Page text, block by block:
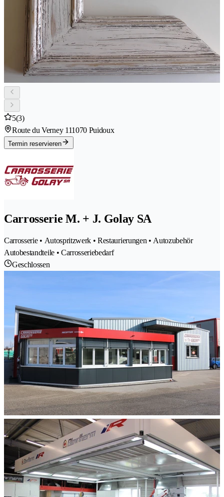
5(3)
Route du Verney 111070 Puidoux
Termin reservieren
Carrosserie M. + J. Golay SA
Carrosserie • Autospritzwerk • Restaurierungen • Autozubehör
Autobestandteile • Carrosseriebedarf
Geschlossen